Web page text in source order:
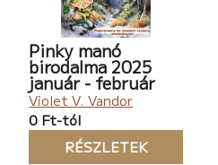
Pinky manó
birodalma 2025
január - február
Violet V. Vandor
0 Ft-tól
RÉSZLETEK